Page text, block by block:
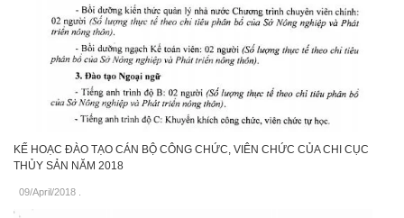
KẾ HOẠC ĐÀO TẠO CÁN BỘ CÔNG CHỨC, VIÊN CHỨC CỦA CHI CỤC
THỦY SẢN NĂM 2018
09/April/2018